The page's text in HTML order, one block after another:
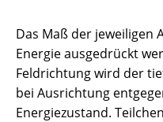
Das Maß der jeweiligen
Energie ausgedrückt
Feldrichtung wird der
bei Ausrichtung
Energiezustand.